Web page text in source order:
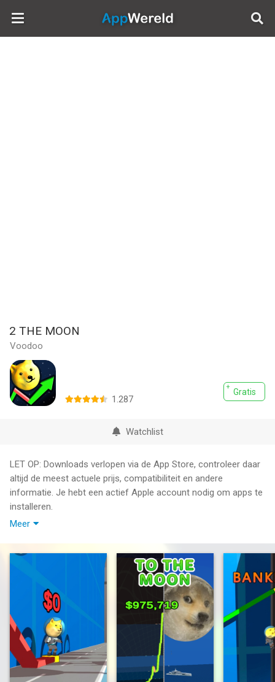
AppWereld
2 THE MOON
Voodoo
Gratis
1.287
Watchlist
LET OP: Downloads verlopen via de App Store, controleer daar
altijd de meest actuele prijs, compatibiliteit en andere
informatie. Je hebt een actief Apple account nodig om apps te
installeren.
Tap to zig-zag and blast through multipliers TO THE MOON!
Money printer go brrrrrr.
--
2 THE MOON van Voodoo is een app voor iPhone, iPad en iPod
touch met iOS versie 14.0 of hoger, geschikt bevonden voor
gebruikers met leeftijden vanaf
12 jaar.
Meer